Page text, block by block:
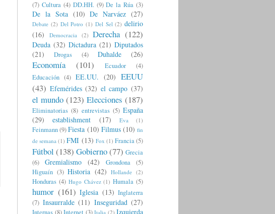
(7) Cultura (4) DD.HH. (9) De la Rúa (3)
De la Sota (10) De Narváez (27)
Debate (2) Del Potro (1) Del Sel (2) delirio
(16)
Democracia (2) Derecha (122)
Deuda (32) Dictadura (21) Diputados
(21)
Drogas (4) Duhalde (26)
Economía (101) Ecuador
(4)
Educación (4) EE.UU. (20) EEUU
(43) Efemérides (32) el campo (37)
el mundo (123) Elecciones (187)
Eliminatorias (8) entrevistas (5) España
(29)
establishment (17) Eva (1)
Feinmann(9)Fiesta (10) Filmus (10) fin
de semana (1) FMI (13) Fox (1) Francia(5)
Fútbol (138) Gobierno(77) Grecia
(6)
Gremialismo (42) Grondona
(5)
Higuaín (3) Historia (42) Hollande (2)
Honduras (4) Hugo Chávez (1) Humala (5)
humor (161) Iglesia (13) Inglaterra
(7) Insaurralde (11) Inseguridad (27)
Italia (2) Izquierda